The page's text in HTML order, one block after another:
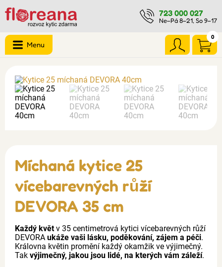
723 000 027
Ne–Pá 8–21, So 9–17
0
Menu
Míchaná kytice 25
vícebarevných růží
DEVORA 35 cm
Každý květv 35 centimetrová kytici vícebarevných růží
DEVORA ukáže vaši lásku, poděkování, zájem a péči.
Královna květin promění každý okamžik ve výjimečný.
Tak výjimečný, jakou jsou lidé, na kterých vám záleží.